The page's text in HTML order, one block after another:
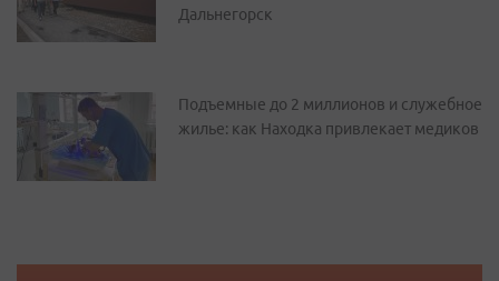
Дальнегорск
Подъемные до 2 миллионов и служебное
жилье: как Находка привлекает медиков